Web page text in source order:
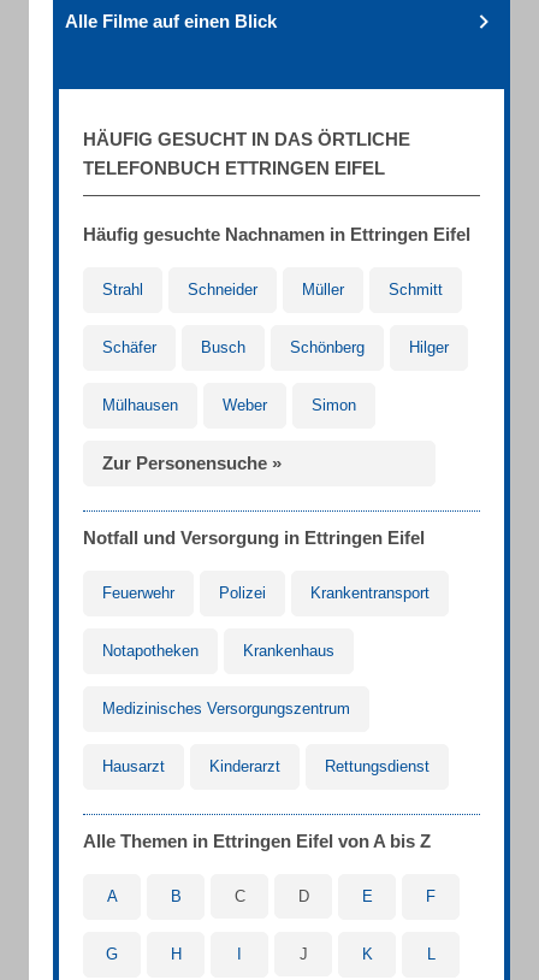
Alle Filme auf einen Blick
HÄUFIG GESUCHT IN DAS ÖRTLICHE
TELEFONBUCH ETTRINGEN EIFEL
Häufig gesuchte Nachnamen in Ettringen Eifel
Strahl Schneider Müller Schmitt
Schäfer Busch Schönberg Hilger
Mülhausen Weber Simon
Zur Personensuche »
Notfall und Versorgung in Ettringen Eifel
Feuerwehr Polizei Krankentransport
Notapotheken Krankenhaus
Medizinisches Versorgungszentrum
Hausarzt Kinderarzt Rettungsdienst
Alle Themen in Ettringen Eifel von A bis Z
A B C D E F
G H J K L